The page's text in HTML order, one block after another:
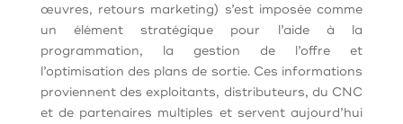
œuvres, retours marketing) s’est imposée comme
un élément stratégique pour l’aide à la
programmation, la gestion de l’offre et
l’optimisation des plans de sortie. Ces informations
proviennent des exploitants, distributeurs, du CNC
et de partenaires multiples et servent aujourd’hui